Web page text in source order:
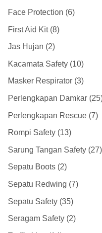
Face Protection 6
First Aid Kit 8
Jas Hujan 2
Kacamata Safety 10
Masker Respirator 3
Perlengkapan Damkar 25
Perlengkapan Rescue 7
Rompi Safety 13
Sarung Tangan Safety 27
Sepatu Boots 2
Sepatu Redwing 7
Sepatu Safety 35
Seragam Safety 2